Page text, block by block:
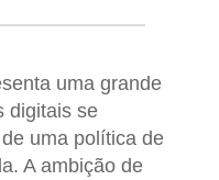
uma grande
digitais se
uma política de
A ambição de